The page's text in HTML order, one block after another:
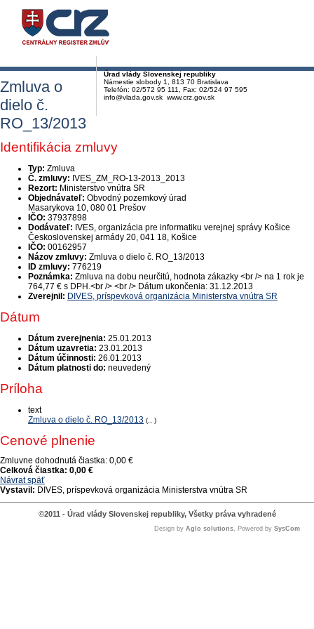
Úrad vlády Slovenskej republiky
Námestie slobody 1, 813 70 Bratislava
Telefón: 02/572 95 111, Fax: 02/524 97 595
info@vlada.gov.sk www.crz.gov.sk
Zmluva o
dielo č.
RO_13/2013
Identifikácia zmluvy
Typ: Zmluva
Č. zmluvy: IVES_ZM_RO-13-2013_2013
Rezort: Ministerstvo vnútra SR
Objednávateľ: Obvodný pozemkový úrad
Masarykova 10, 080 01 Prešov
IČO: 37937898
Dodávateľ: IVES, organizácia pre informatiku verejnej správy Košice
Československej armády 20, 041 18, Košice
IČO: 00162957
Názov zmluvy: Zmluva o dielo č. RO_13/2013
ID zmluvy: 776219
Poznámka: Zmluva na dobu neurčitú, hodnota zákazky <br /> na 1 rok je
764,77 € s DPH.<br /> <br /> Dátum ukončenia: 31.12.2013
Zverejnil: DIVES, príspevková organizácia Ministerstva vnútra SR
Dátum
Dátum zverejnenia: 25.01.2013
Dátum uzavretia: 23.01.2013
Dátum účinnosti: 26.01.2013
Dátum platnosti do: neuvedený
Príloha
text
Zmluva o dielo č. RO_13/2013 (., )
Cenové plnenie
Zmluvne dohodnutá čiastka: 0,00 €
Celková čiastka: 0,00 €
Návrat späť
Vystavil: DIVES, príspevková organizácia Ministerstva vnútra SR
©2011 - Úrad vlády Slovenskej republiky, Všetky práva vyhradené
Design by Aglo solutions, Powered by SysCom